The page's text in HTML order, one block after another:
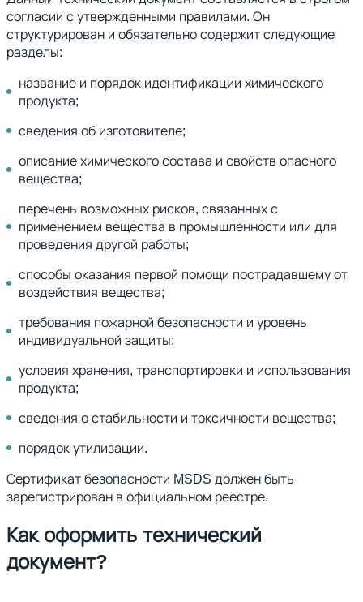
согласии с утвержденными правилами. Он
структурирован и обязательно содержит следующие
разделы:
название и порядок идентификации химического
продукта;
сведения об изготовителе;
описание химического состава и свойств опасного
вещества;
перечень возможных рисков, связанных с
применением вещества в промышленности или для
проведения другой работы;
способы оказания первой помощи пострадавшему от
воздействия вещества;
требования пожарной безопасности и уровень
индивидуальной защиты;
условия хранения, транспортировки и использования
продукта;
сведения о стабильности и токсичности вещества;
порядок утилизации.
Сертификат безопасности MSDS должен быть
зарегистрирован в официальном реестре.
Как оформить технический
документ?